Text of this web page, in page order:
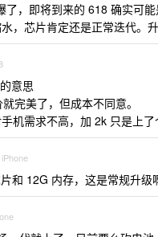
了，即将到来的 618 确实可
，芯片肯定还是正常迭代。
意思
完美了，但成本不同意。
机需求不高，加 2k 只是上
和 12G 内存，这是常规升级